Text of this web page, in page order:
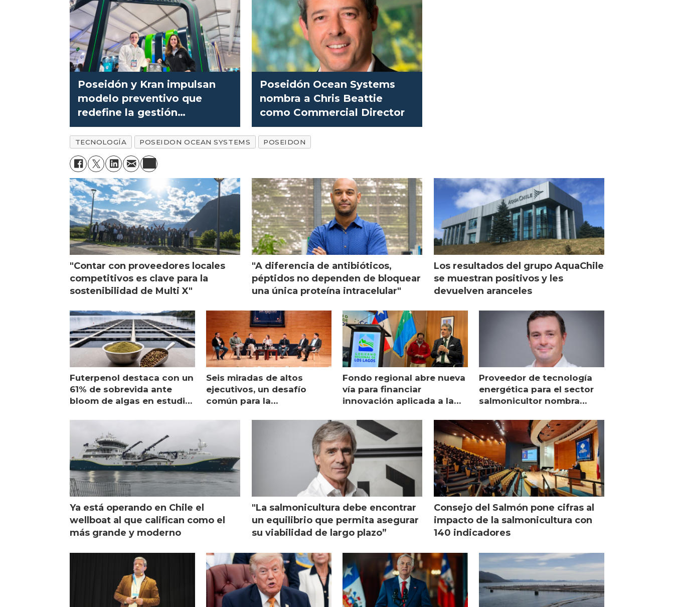
Poseidón y Kran impulsan
modelo preventivo que
redefine la gestión
ambiental del salmón
Poseidón Ocean Systems
nombra a Chris Beattie
como Commercial Director
TECNOLOGÍA POSEIDON OCEAN SYSTEMS POSEIDON
"Contar con proveedores locales
competitivos es clave para la
sostenibilidad de Multi X"
"A diferencia de antibióticos,
péptidos no dependen de bloquear
una única proteína intracelular"
Los resultados del grupo AquaChile
se muestran positivos y les
devuelven aranceles
Futerpenol destaca con un
61% de sobrevida ante
bloom de algas en estudio
Seis miradas de altos
ejecutivos, un desafío
común para la
Fondo regional abre nueva
vía para financiar
innovación aplicada a la
Proveedor de tecnología
energética para el sector
salmonicultor nombra
Ya está operando en Chile el
wellboat al que califican como el
más grande y moderno
"La salmonicultura debe encontrar
un equilibrio que permita asegurar
su viabilidad de largo plazo”
Consejo del Salmón pone cifras al
impacto de la salmonicultura con
140 indicadores